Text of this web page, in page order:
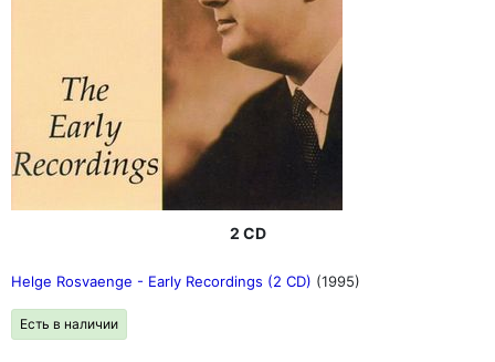
2 CD
Helge Rosvaenge - Early Recordings (2 CD) (1995)
Есть в наличии